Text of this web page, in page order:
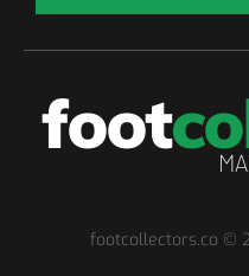
footcollectors.co ©